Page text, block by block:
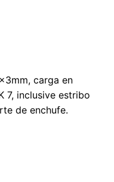
carga en
7, inclusive estribo
de enchufe.